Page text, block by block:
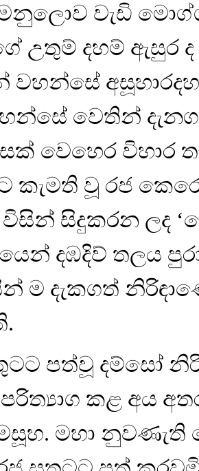
මනුලොව වැඩි
උතුම් දහම් ඇසුර
වහන්සේ
වෙතින්
වෙහෙර විහාර
කැමති වූ රජ
සිදුකරන ලද
දඹදිව් තලය
ම දැකගත්
පත්වූ දම්සෝ
කළ අය අතර
මහා